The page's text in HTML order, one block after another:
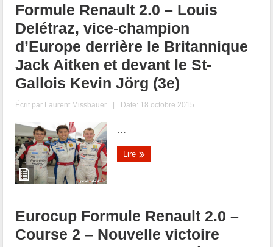
Formule Renault 2.0 – Louis
Delétraz, vice-champion
d’Europe derrière le Britannique
Jack Aitken et devant le St-
Gallois Kevin Jörg (3e)
Écrit par Laurent Missbauer | Date: 18 octobre 2015
...
Lire
Eurocup Formule Renault 2.0 –
Course 2 – Nouvelle victoire